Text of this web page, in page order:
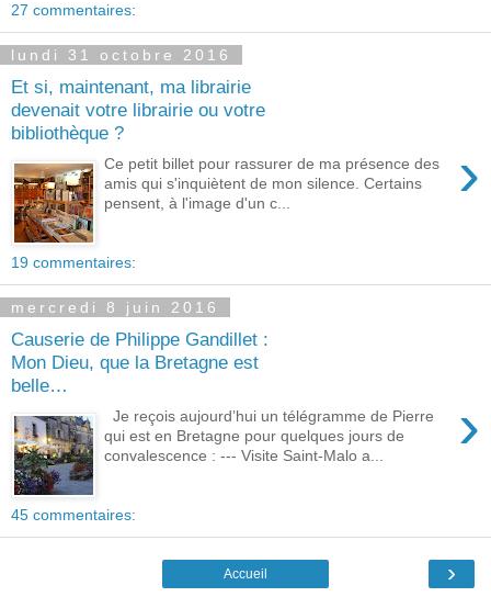
27 commentaires:
lundi 31 octobre 2016
Et si, maintenant, ma librairie
devenait votre librairie ou votre
bibliothèque ?
›
Ce petit billet pour rassurer de ma présence des
amis qui s'inquiètent de mon silence. Certains
pensent, à l'image d'un c...
19 commentaires:
mercredi 8 juin 2016
Causerie de Philippe Gandillet :
Mon Dieu, que la Bretagne est
belle…
›
Je reçois aujourd’hui un télégramme de Pierre
qui est en Bretagne pour quelques jours de
convalescence : --- Visite Saint-Malo a...
45 commentaires:
›
Accueil